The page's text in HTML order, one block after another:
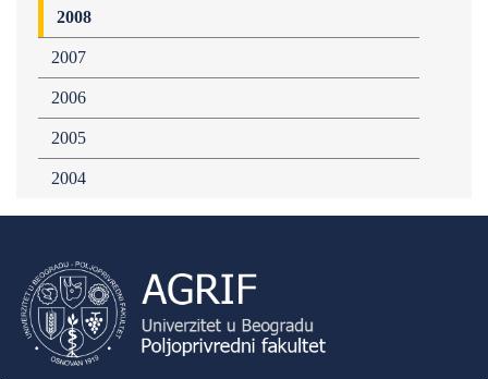
2008
2007
2006
2005
2004